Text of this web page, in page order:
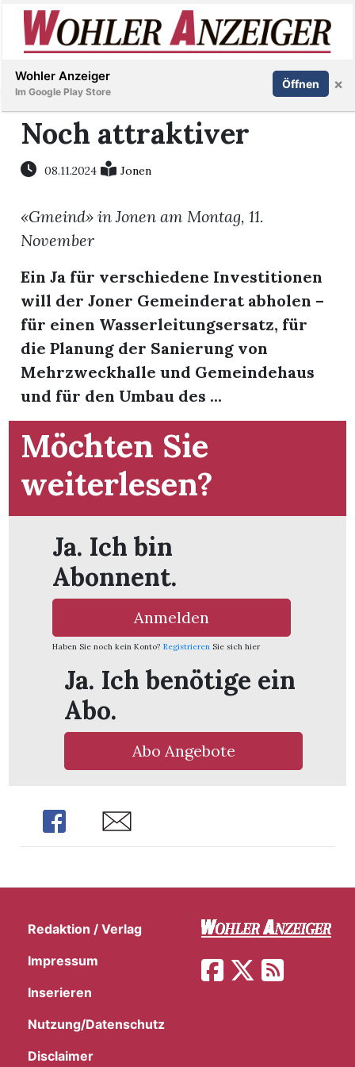
Immobilien
Stellen
Paper
Newsletter
App
Inserieren Abonnieren Anmelden
Noch attraktiver
08.11.2024 Jonen
«Gmeind» in Jonen am Montag, 11.
November
Ein Ja für verschiedene Investitionen
will der Joner Gemeinderat abholen –
für einen Wasserleitungsersatz, für
die Planung der Sanierung von
Mehrzweckhalle und Gemeindehaus
und für den Umbau des ...
Möchten Sie
weiterlesen?
Ja. Ich bin
Abonnent.
Anmelden
Haben Sie noch kein Konto? Registrieren Sie sich hier
Ja. Ich benötige ein
Abo.
Abo Angebote
Share Share
Redaktion / Verlag
Impressum
Inserieren
Nutzung/Datenschutz
Disclaimer
Wohler Anzeiger
Im Google Play Store
Öffnen ×